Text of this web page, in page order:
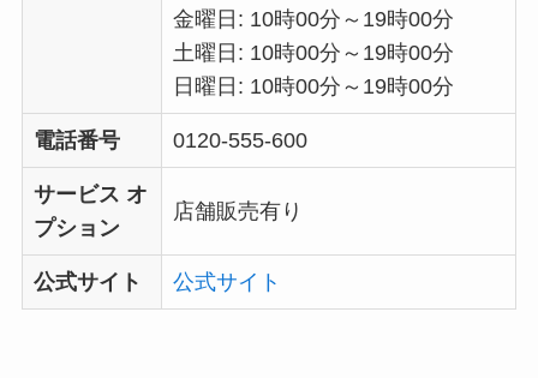
金曜日: 10時00分～19時00分
土曜日: 10時00分～19時00分
日曜日: 10時00分～19時00分
電話番号 0120-555-600
サービス オ
プション
店舗販売有り
公式サイト 公式サイト